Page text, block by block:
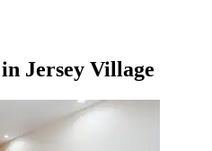
Jersey Village